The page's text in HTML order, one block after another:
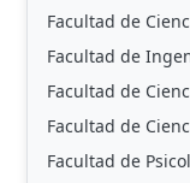
Facultad de
Facultad de
Facultad de
Facultad de
Facultad de